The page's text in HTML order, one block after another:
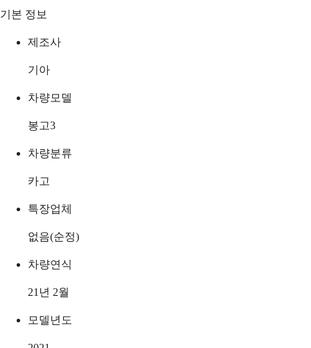
기본 정보
제조사
기아
차량모델
봉고3
차량분류
카고
특장업체
없음(순정)
차량연식
21년 2월
모델년도